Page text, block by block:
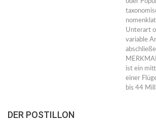
Unterart
variable
ist ein
einer
bis 44
DER POSTILLON